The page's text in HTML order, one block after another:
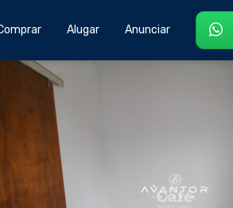
Alugar Anunciar